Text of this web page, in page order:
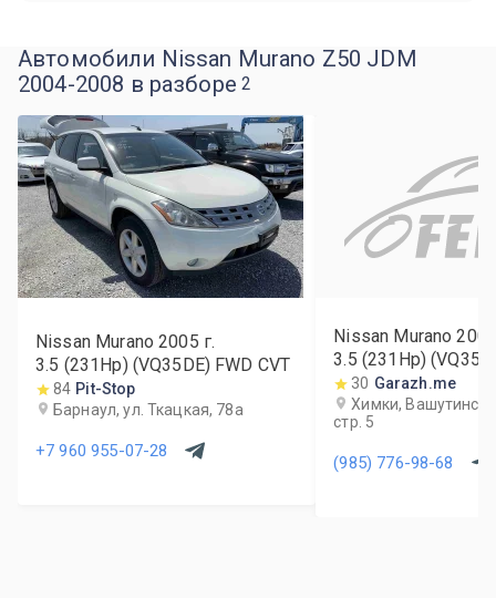
Автомобили Nissan Murano Z50 JDM
2004-2008 в разборе 2
Nissan Murano 2005 г.
3.5 (231Hp) (VQ35DE) FWD CVT
84 Pit-Stop
Барнаул, ул. Ткацкая, 78а
+7 960 955-07-28
Nissan Murano
3.5 (231Hp)
30 Garazh.me
Химки,
стр. 5
(985) 776-98-68